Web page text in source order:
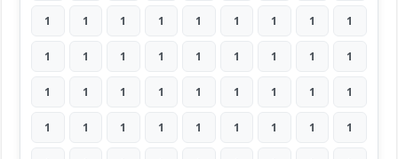
1 1 1 1 1 1 1 1 1
1 1 1 1 1 1 1 1 1
1 1 1 1 1 1 1 1 1
1 1 1 1 1 1 1 1 1